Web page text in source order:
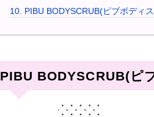
10. PIBU BODYSCRUB(ピブボディ
PIBU BODYSCRUB(ピ